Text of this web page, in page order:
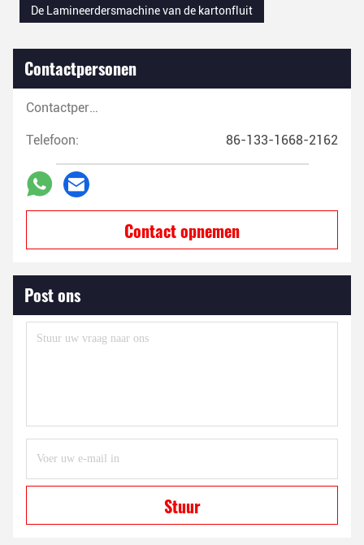
De Lamineerdersmachine van de kartonfluit
Contactpersonen
Contactpersonen:
Telefoon: 86-133-1668-2162
Contact opnemen
Post ons
Stuur